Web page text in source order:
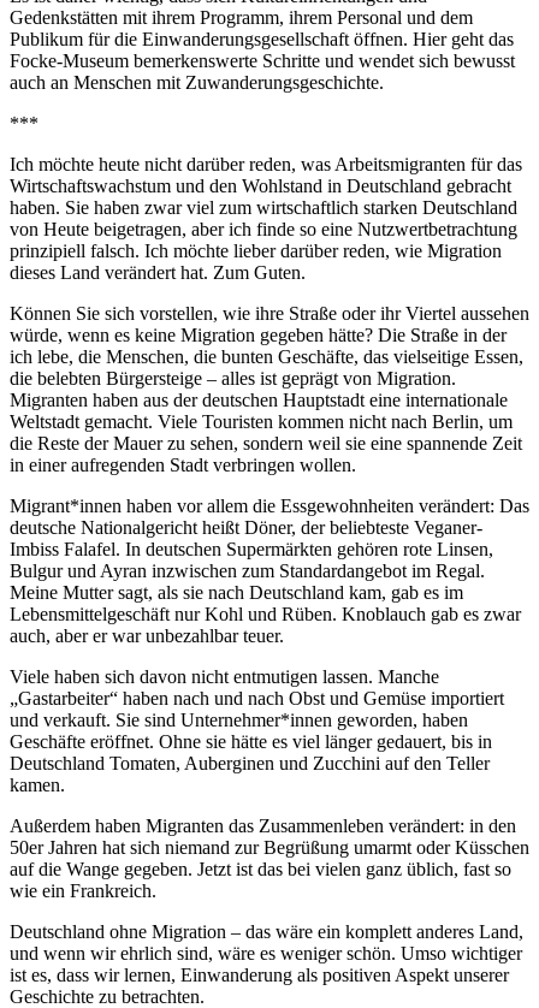
Gedenkstätten mit ihrem Programm, ihrem Personal und dem
Publikum für die Einwanderungsgesellschaft öffnen. Hier geht das
Focke-Museum bemerkenswerte Schritte und wendet sich bewusst
auch an Menschen mit Zuwanderungsgeschichte.
***
Ich möchte heute nicht darüber reden, was Arbeitsmigranten für das
Wirtschaftswachstum und den Wohlstand in Deutschland gebracht
haben. Sie haben zwar viel zum wirtschaftlich starken Deutschland
von Heute beigetragen, aber ich finde so eine Nutzwertbetrachtung
prinzipiell falsch. Ich möchte lieber darüber reden, wie Migration
dieses Land verändert hat. Zum Guten.
Können Sie sich vorstellen, wie ihre Straße oder ihr Viertel aussehen
würde, wenn es keine Migration gegeben hätte? Die Straße in der
ich lebe, die Menschen, die bunten Geschäfte, das vielseitige Essen,
die belebten Bürgersteige – alles ist geprägt von Migration.
Migranten haben aus der deutschen Hauptstadt eine internationale
Weltstadt gemacht. Viele Touristen kommen nicht nach Berlin, um
die Reste der Mauer zu sehen, sondern weil sie eine spannende Zeit
in einer aufregenden Stadt verbringen wollen.
Migrant*innen haben vor allem die Essgewohnheiten verändert: Das
deutsche Nationalgericht heißt Döner, der beliebteste Veganer-
Imbiss Falafel. In deutschen Supermärkten gehören rote Linsen,
Bulgur und Ayran inzwischen zum Standardangebot im Regal.
Meine Mutter sagt, als sie nach Deutschland kam, gab es im
Lebensmittelgeschäft nur Kohl und Rüben. Knoblauch gab es zwar
auch, aber er war unbezahlbar teuer.
Viele haben sich davon nicht entmutigen lassen. Manche
„Gastarbeiter“ haben nach und nach Obst und Gemüse importiert
und verkauft. Sie sind Unternehmer*innen geworden, haben
Geschäfte eröffnet. Ohne sie hätte es viel länger gedauert, bis in
Deutschland Tomaten, Auberginen und Zucchini auf den Teller
kamen.
Außerdem haben Migranten das Zusammenleben verändert: in den
50er Jahren hat sich niemand zur Begrüßung umarmt oder Küsschen
auf die Wange gegeben. Jetzt ist das bei vielen ganz üblich, fast so
wie ein Frankreich.
Deutschland ohne Migration – das wäre ein komplett anderes Land,
und wenn wir ehrlich sind, wäre es weniger schön. Umso wichtiger
ist es, dass wir lernen, Einwanderung als positiven Aspekt unserer
Geschichte zu betrachten.